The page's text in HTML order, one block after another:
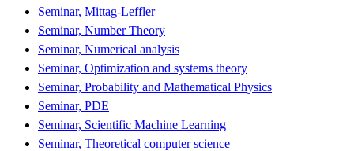
Seminar, Mittag-Leffler
Seminar, Number Theory
Seminar, Numerical analysis
Seminar, Optimization and systems theory
Seminar, Probability and Mathematical Physics
Seminar, PDE
Seminar, Scientific Machine Learning
Seminar, Theoretical computer science